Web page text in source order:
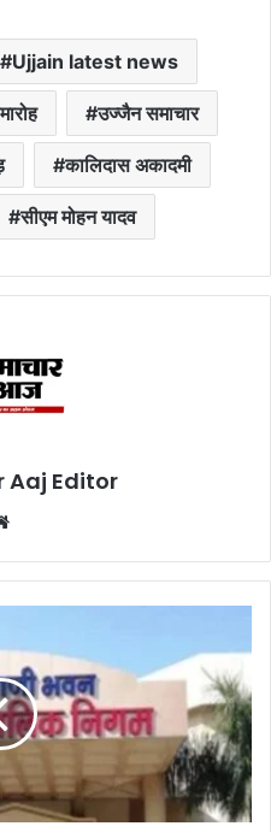
Ujjain latest news
उज्जैन समाचार
कालिदास अकादमी
सीएम मोहन यादव
Aaj Editor